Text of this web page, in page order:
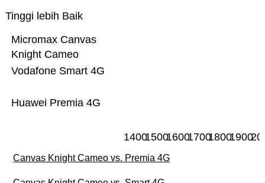
Tinggi lebih Baik
Huawei Premia 4G
Vodafone Smart 4G
Micromax Canvas
Knight Cameo
140015001600170018001900
Canvas Knight Cameo vs. Premia 4G